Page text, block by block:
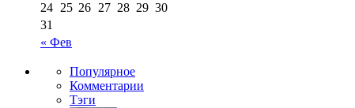
« Фев
24 25 26 27 28 29 30
31
Популярное
Комментарии
Тэги